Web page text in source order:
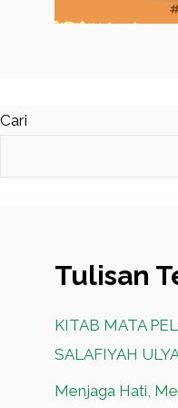
Cari
Tulisan
KITAB MATA
SALAFIYAH
Menjaga Hati,